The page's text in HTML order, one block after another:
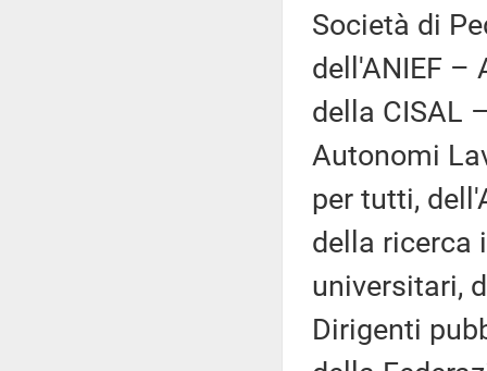
Società di
dell'ANIEF –
della CISAL
Autonomi
per tutti,
della ricerca
universitari,
Dirigenti